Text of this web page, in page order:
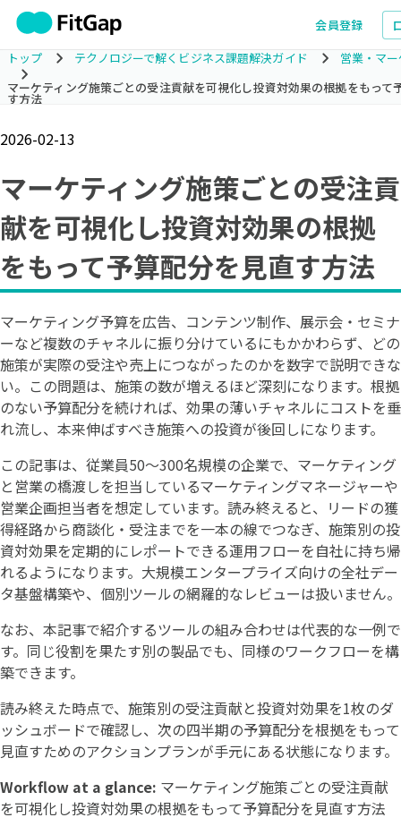
会員登録
トップ テクノロジーで解くビジネス課題解決ガイド
営業・マ
マーケティング施策ごとの受注貢献を可視化し投資対効果の根拠をもって
す方法
2026-02-13
マーケティング施策ごとの受注貢
献を可視化し投資対効果の根拠
をもって予算配分を見直す方法
マーケティング予算を広告、コンテンツ制作、展示会・セミナ
ーなど複数のチャネルに振り分けているにもかかわらず、どの
施策が実際の受注や売上につながったのかを数字で説明できな
い。この問題は、施策の数が増えるほど深刻になります。根拠
のない予算配分を続ければ、効果の薄いチャネルにコストを垂
れ流し、本来伸ばすべき施策への投資が後回しになります。
この記事は、従業員50〜300名規模の企業で、マーケティング
と営業の橋渡しを担当しているマーケティングマネージャーや
営業企画担当者を想定しています。読み終えると、リードの獲
得経路から商談化・受注までを一本の線でつなぎ、施策別の投
資対効果を定期的にレポートできる運用フローを自社に持ち帰
れるようになります。大規模エンタープライズ向けの全社デー
タ基盤構築や、個別ツールの網羅的なレビューは扱いません。
なお、本記事で紹介するツールの組み合わせは代表的な一例で
す。同じ役割を果たす別の製品でも、同様のワークフローを構
築できます。
読み終えた時点で、施策別の受注貢献と投資対効果を1枚のダ
ッシュボードで確認し、次の四半期の予算配分を根拠をもって
見直すためのアクションプランが手元にある状態になります。
Workflow at a glance: マーケティング施策ごとの受注貢献
を可視化し投資対効果の根拠をもって予算配分を見直す方法